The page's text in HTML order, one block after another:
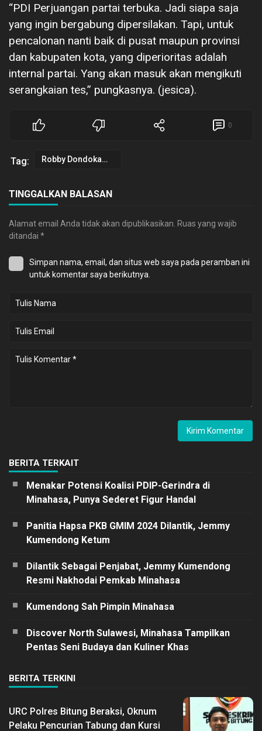
“PDI Perjuangan partai terbuka. Jadi siapa saja
yang ingin bergabung dipersilakan. Tapi, untuk
pencalonan nanti baik di pusat maupun provinsi
dan kabupaten kota, yang diperioritas adalah
internal partai. Yang akan masuk akan mengikuti
serangkaian tes,” pungkasnya. (jesica).
0
Tag: Robby Dondokambey
TINGGALKAN BALASAN
Alamat email Anda tidak akan dipublikasikan. Ruas yang wajib
ditandai *
Simpan nama, email, dan situs web saya pada peramban ini
untuk komentar saya berikutnya.
BERITA TERKAIT
Menakar Potensi Koalisi PDIP-Gerindra di
Minahasa, Punya Sederet Figur Handal
Panitia Hapsa PKB GMIM 2024 Dilantik, Jemmy
Kumendong Ketum
Dilantik Sebagai Penjabat, Jemmy Kumendong
Resmi Nakhodai Pemkab Minahasa
Kumendong Sah Pimpin Minahasa
Discover North Sulawesi, Minahasa Tampilkan
Pentas Seni Budaya dan Kuliner Khas
BERITA TERKINI
URC Polres Bitung Beraksi, Oknum
Pelaku Pencurian Tabung dan Kursi